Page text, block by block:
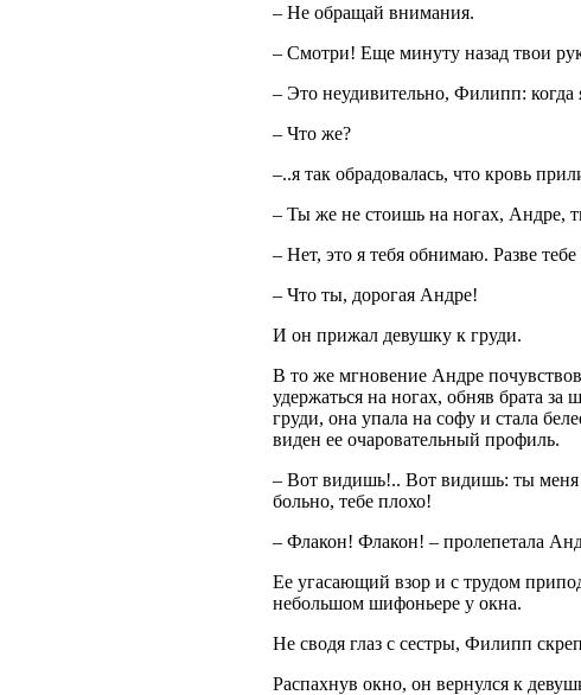
– Не обращай внимания.
– Смотри! Еще минуту назад твои
– Это неудивительно, Филипп: когда
– Что же?
–..я так обрадовалась, что кровь
– Ты же не стоишь на ногах, Андре,
– Нет, это я тебя обнимаю. Разве
– Что ты, дорогая Андре!
И он прижал девушку к груди.
В то же мгновение Андре
удержаться на ногах, обняв брата
груди, она упала на софу и стала
виден ее очаровательный профиль.
– Вот видишь!.. Вот видишь: ты меня
больно, тебе плохо!
– Флакон! Флакон! – пролепетала
Ее угасающий взор и с трудом
небольшом шифоньере у окна.
Не сводя глаз с сестры, Филипп
Распахнув окно, он вернулся к